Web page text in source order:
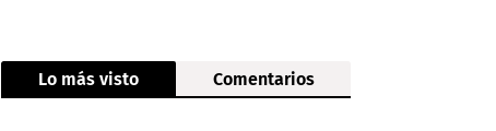
Lo más visto Comentarios